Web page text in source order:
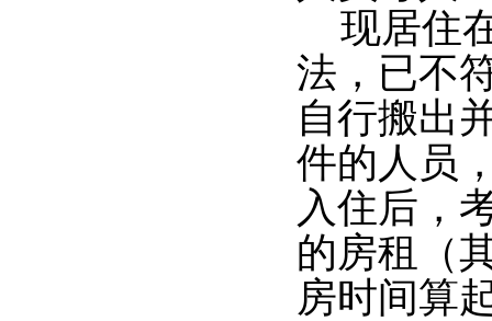
现居住
法，已不
自行搬出
件的人员
入住后，
的房租（
房时间算